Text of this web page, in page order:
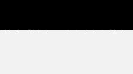
Medios Digitales y entretenimiento SA de